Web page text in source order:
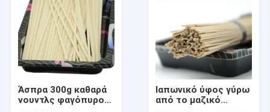
Άσπρα 300g καθαρά
νουντλς φαγόπυρου
Ιαπωνικό ύφος γύρω
από το μαζικό